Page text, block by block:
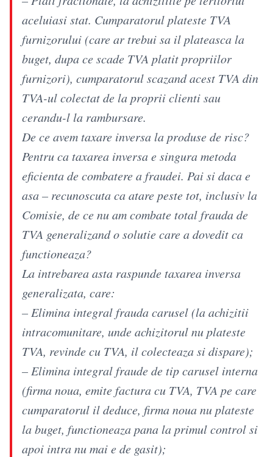
aceluiasi stat. Cumparatorul plateste TVA
furnizorului (care ar trebui sa il plateasca la
buget, dupa ce scade TVA platit propriilor
furnizori), cumparatorul scazand acest TVA din
TVA-ul colectat de la proprii clienti sau
cerandu-l la rambursare.
De ce avem taxare inversa la produse de risc?
Pentru ca taxarea inversa e singura metoda
eficienta de combatere a fraudei. Pai si daca e
asa – recunoscuta ca atare peste tot, inclusiv la
Comisie, de ce nu am combate total frauda de
TVA generalizand o solutie care a dovedit ca
functioneaza?
La intrebarea asta raspunde taxarea inversa
generalizata, care:
– Elimina integral frauda carusel (la achizitii
intracomunitare, unde achizitorul nu plateste
TVA, revinde cu TVA, il colecteaza si dispare);
– Elimina integral fraude de tip carusel interna
(firma noua, emite factura cu TVA, TVA pe care
cumparatorul il deduce, firma noua nu plateste
la buget, functioneaza pana la primul control si
apoi intra nu mai e de gasit);